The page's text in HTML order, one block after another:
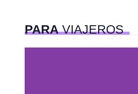
PARAVIAJEROS